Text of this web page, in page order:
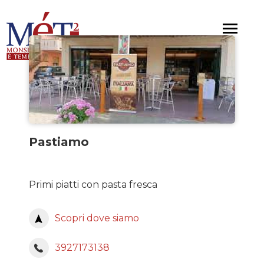
al
contenuto
principale
Toggle
Pastiamo
Primi piatti con pasta fresca
Scopri dove siamo
3927173138